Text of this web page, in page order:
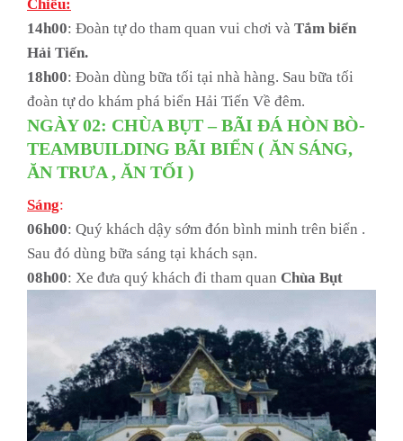
Chiều:
14h00: Đoàn tự do tham quan vui chơi và Tắm biển
Hải Tiến.
18h00: Đoàn dùng bữa tối tại nhà hàng. Sau bữa tối
đoàn tự do khám phá biển Hải Tiến Về đêm.
NGÀY 02: CHÙA BỤT – BÃI ĐÁ HÒN BÒ-
TEAMBUILDING BÃI BIỂN ( ĂN SÁNG,
ĂN TRƯA , ĂN TỐI )
Sáng:
06h00: Quý khách dậy sớm đón bình minh trên biển .
Sau đó dùng bữa sáng tại khách sạn.
08h00: Xe đưa quý khách đi tham quan Chùa Bụt